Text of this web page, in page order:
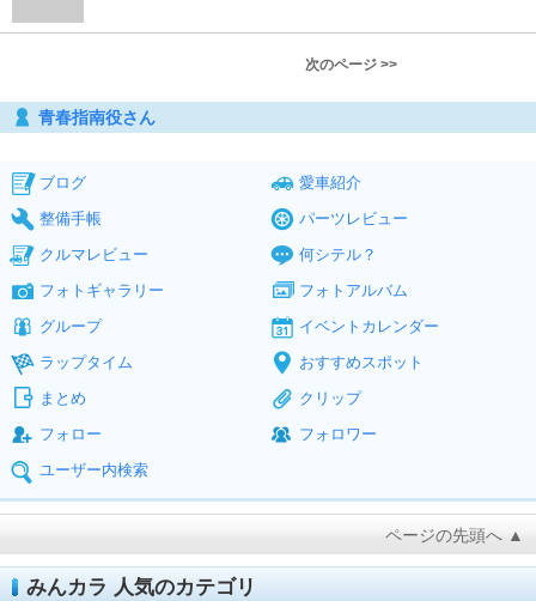
次のページ >>
青春指南役さん
ブログ
愛車紹介
整備手帳
パーツレビュー
クルマレビュー
何シテル？
フォトギャラリー
フォトアルバム
グループ
イベントカレンダー
ラップタイム
おすすめスポット
まとめ
クリップ
フォロー
フォロワー
ユーザー内検索
ページの先頭へ ▲
みんカラ 人気のカテゴリ